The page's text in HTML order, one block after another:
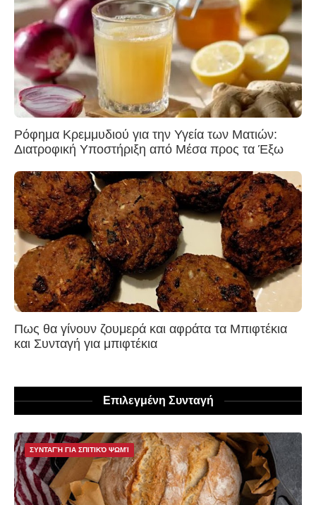
Ρόφημα Κρεμμυδιού για την Υγεία των Ματιών:
Διατροφική Υποστήριξη από Μέσα προς τα Έξω
Πως θα γίνουν ζουμερά και αφράτα τα Μπιφτέκια
και Συνταγή για μπιφτέκια
Επιλεγμένη Συνταγή
ΣΥΝΤΑΓΉ ΓΙΑ ΣΠΙΤΙΚΌ ΨΩΜΊ